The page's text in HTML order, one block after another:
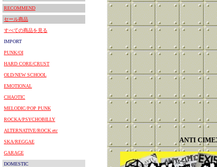
RECOMMEND
セール商品
すべての商品を見る
IMPORT
PUNK/OI
HARD CORE/CRUST
OLD/NEW SCHOOL
EMOTIONAL
CHAOTIC
MELODIC/POP PUNK
ROCKA/PSYCHOBILLY
ALTERNATIVE/ROCK etc
SKA/REGGAE
GARAGE
DOMESTIC
ANTI